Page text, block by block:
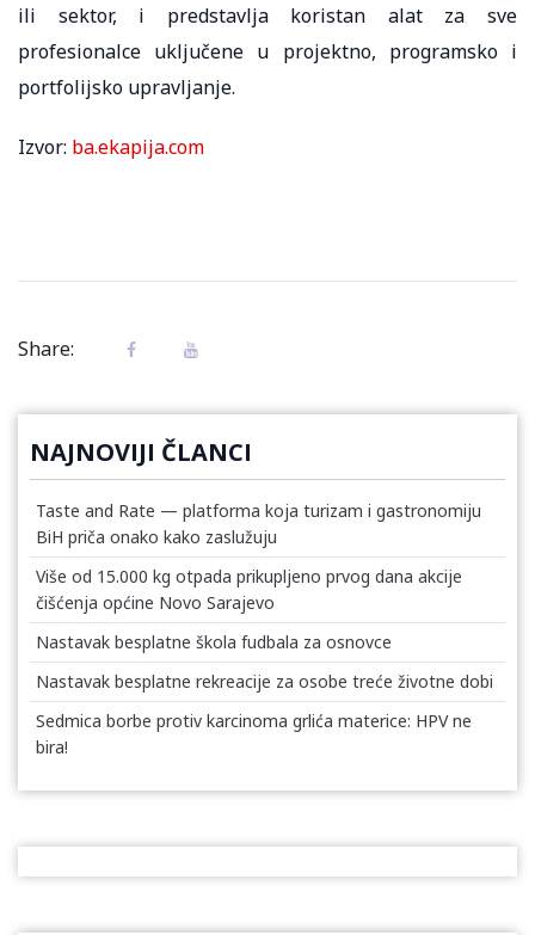
ili sektor, i predstavlja koristan alat za sve
profesionalce uključene u projektno, programsko i
portfolijsko upravljanje.
Izvor: ba.ekapija.com
Share:
NAJNOVIJI ČLANCI
Taste and Rate — platforma koja turizam i gastronomiju
BiH priča onako kako zaslužuju
Više od 15.000 kg otpada prikupljeno prvog dana akcije
čišćenja općine Novo Sarajevo
Nastavak besplatne škola fudbala za osnovce
Nastavak besplatne rekreacije za osobe treće životne dobi
Sedmica borbe protiv karcinoma grlića materice: HPV ne
bira!